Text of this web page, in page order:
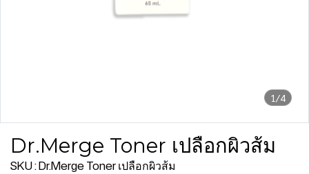
1/4
Dr.Merge Toner เปลือกผิวส้ม
SKU : Dr.Merge Toner เปลือกผิวส้ม